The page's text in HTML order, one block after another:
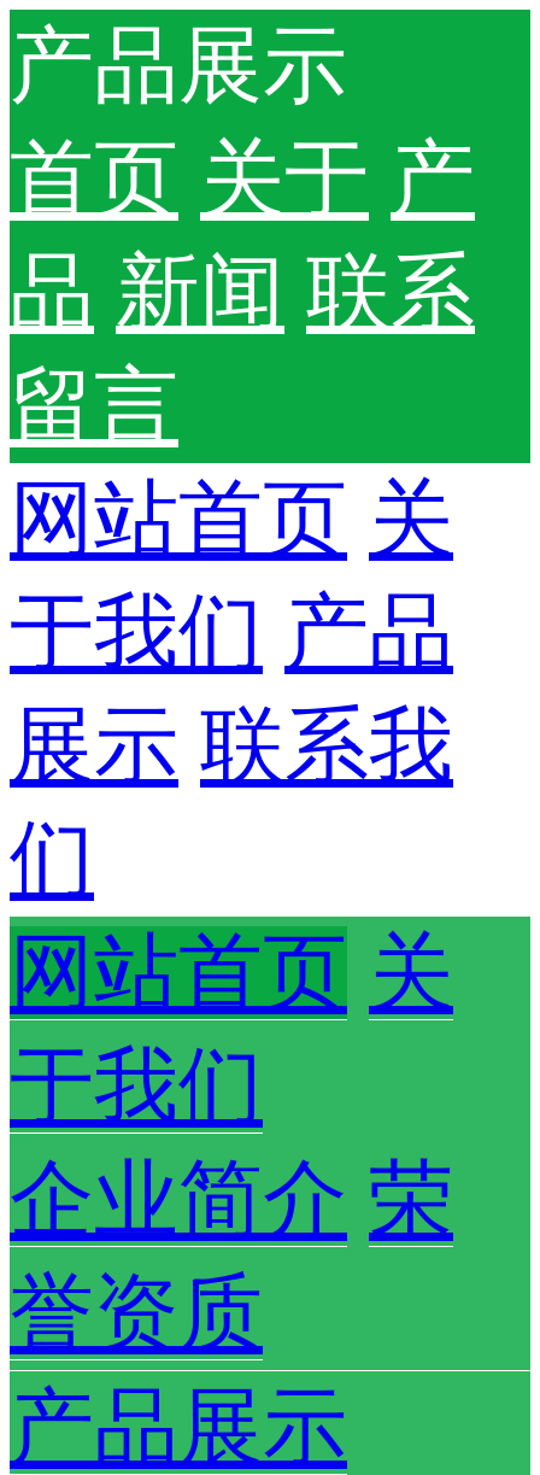
产品展示
首页 关于 产
品 新闻 联系
留言
网站首页 关
于我们 产品
展示 联系我
们
网站首页 关
于我们
企业简介 荣
誉资质
产品展示